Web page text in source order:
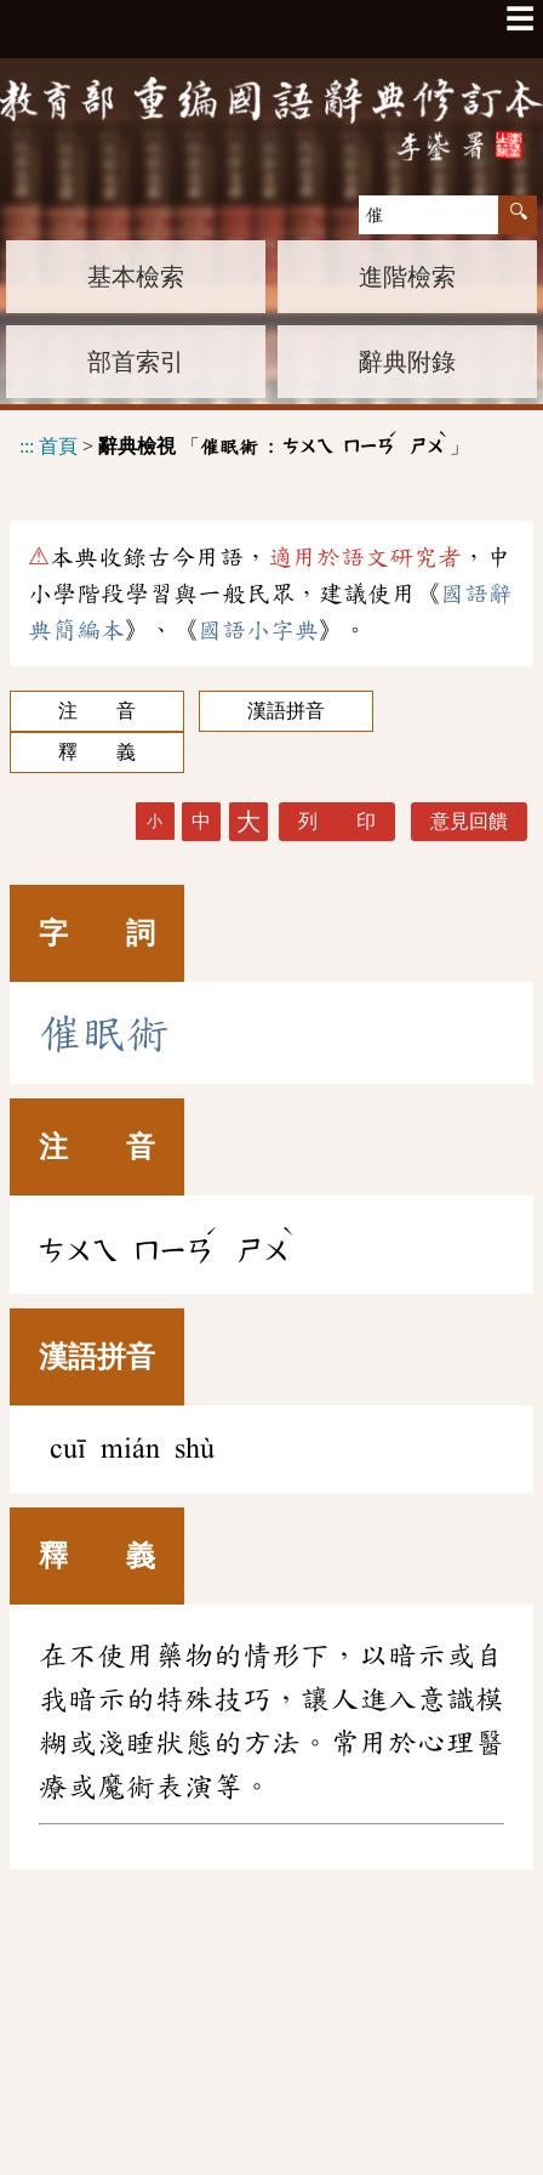
☰
基本檢索 進階檢索
部首索引 辭典附錄
::: 首頁 > 辭典檢視「 催眠術 : ㄘㄨㄟ ㄇㄧㄢ
ˊ
ㄕㄨ
ˋ
」
⚠本典收錄古今用語， 適用於語文研究者 ，中
小學階段學習與一般民眾，建議使用《 國語辭
典簡編本》、《 國語小字典》。
注 音
漢語拼音
釋 義
小 中 大 列 印 意見回饋
字 詞
催 眠術
注 音
ㄘㄨㄟ ㄇㄧㄢ
ˊ
ㄕㄨ
ˋ
漢語拼音
cuī mián shù
釋 義
在不使用藥物的情形下，以暗示或自
我暗示的特殊技巧，讓人進入意識模
糊或淺睡狀態的方法。常用於心理醫
療或魔術表演等。